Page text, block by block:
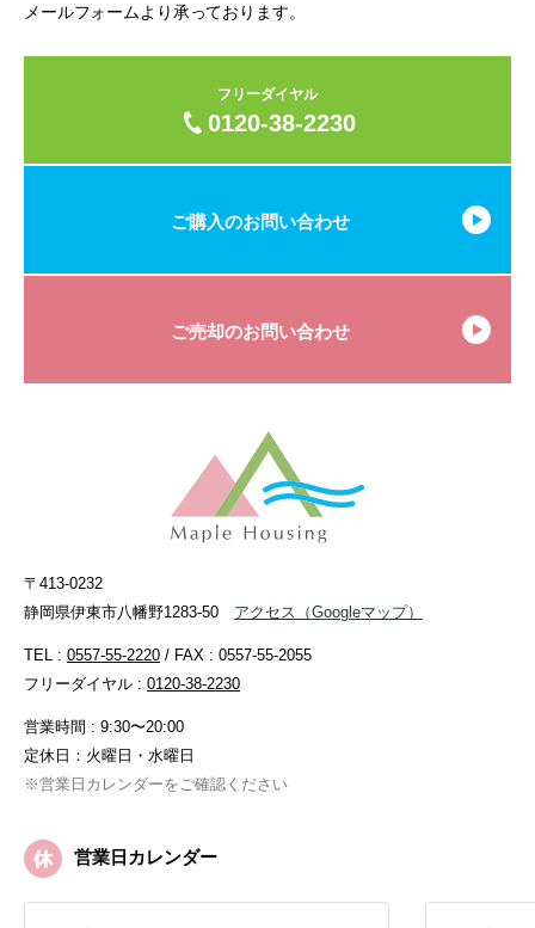
メールフォームより承っております。
フリーダイヤル
0120-38-2230
ご購入のお問い合わせ
ご売却のお問い合わせ
〒413-0232
静岡県伊東市八幡野1283-50
アクセス （Googleマップ）
TEL : 0557-55-2220 / FAX : 0557-55-2055
フリーダイヤル : 0120-38-2230
営業時間 : 9:30〜20:00
定休日：火曜日・水曜日
※営業日カレンダーをご確認ください
営業日カレンダー